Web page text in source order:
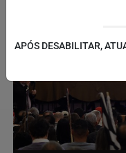
APÓS DESABILITAR,